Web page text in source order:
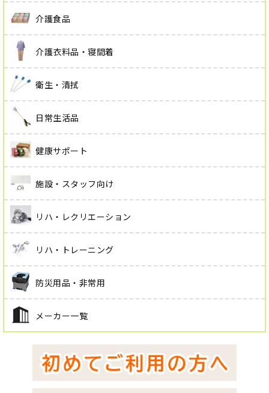
介護食品
介護衣料品・寝間着
衛生・清拭
日常生活品
健康サポート
施設・スタッフ向け
リハ・レクリエーション
リハ・トレーニング
防災用品・非常用
メーカー一覧